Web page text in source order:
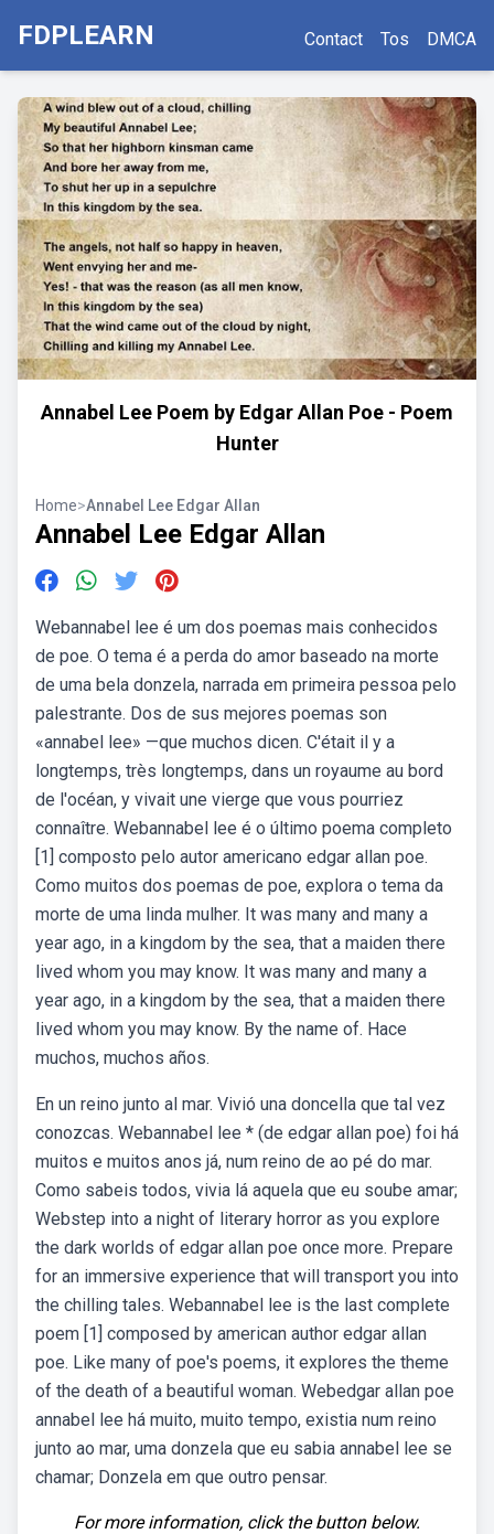
FDPLEARN Contact Tos DMCA
Annabel Lee Poem by Edgar Allan Poe - Poem
Hunter
Home>Annabel Lee Edgar Allan
Annabel Lee Edgar Allan
Webannabel lee é um dos poemas mais conhecidos
de poe. O tema é a perda do amor baseado na morte
de uma bela donzela, narrada em primeira pessoa pelo
palestrante. Dos de sus mejores poemas son
«annabel lee» —que muchos dicen. C'était il y a
longtemps, très longtemps, dans un royaume au bord
de l'océan, y vivait une vierge que vous pourriez
connaître. Webannabel lee é o último poema completo
[1] composto pelo autor americano edgar allan poe.
Como muitos dos poemas de poe, explora o tema da
morte de uma linda mulher. It was many and many a
year ago, in a kingdom by the sea, that a maiden there
lived whom you may know. It was many and many a
year ago, in a kingdom by the sea, that a maiden there
lived whom you may know. By the name of. Hace
muchos, muchos años.
En un reino junto al mar. Vivió una doncella que tal vez
conozcas. Webannabel lee * (de edgar allan poe) foi há
muitos e muitos anos já, num reino de ao pé do mar.
Como sabeis todos, vivia lá aquela que eu soube amar;
Webstep into a night of literary horror as you explore
the dark worlds of edgar allan poe once more. Prepare
for an immersive experience that will transport you into
the chilling tales. Webannabel lee is the last complete
poem [1] composed by american author edgar allan
poe. Like many of poe's poems, it explores the theme
of the death of a beautiful woman. Webedgar allan poe
annabel lee há muito, muito tempo, existia num reino
junto ao mar, uma donzela que eu sabia annabel lee se
chamar; Donzela em que outro pensar.
For more information, click the button below.